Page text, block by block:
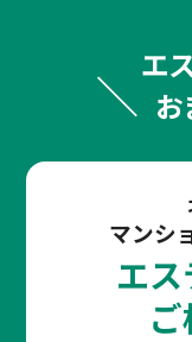
エ
マンシ
エ